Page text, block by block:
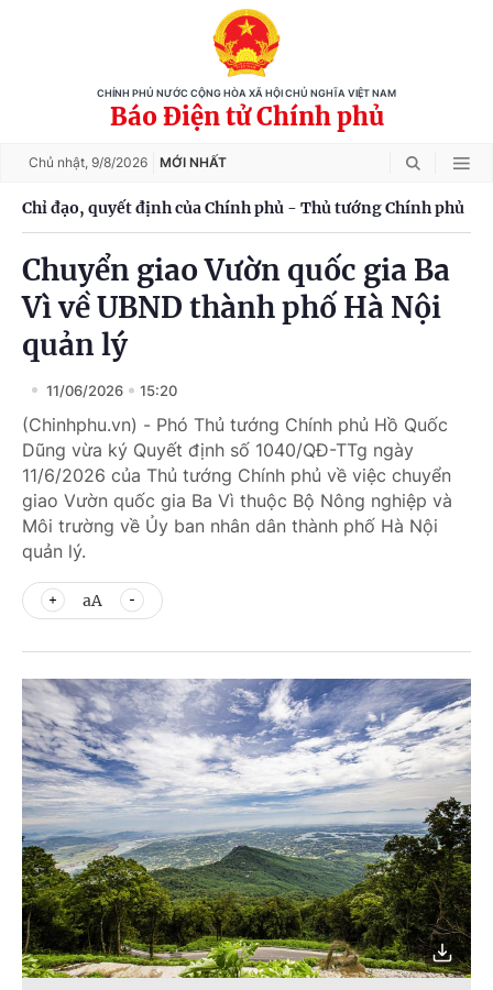
CHÍNH PHỦ NƯỚC CỘNG HÒA XÃ HỘI CHỦ NGHĨA VIỆT NAM
Báo Điện tử Chính phủ
Chủ nhật, 9/8/2026 MỚI NHẤT
Chỉ đạo, quyết định của Chính phủ - Thủ tướng Chính phủ
Chuyển giao Vườn quốc gia Ba
Vì về UBND thành phố Hà Nội
quản lý
11/06/2026 15:20
(Chinhphu.vn) - Phó Thủ tướng Chính phủ Hồ Quốc
Dũng vừa ký Quyết định số 1040/QĐ-TTg ngày
11/6/2026 của Thủ tướng Chính phủ về việc chuyển
giao Vườn quốc gia Ba Vì thuộc Bộ Nông nghiệp và
Môi trường về Ủy ban nhân dân thành phố Hà Nội
quản lý.
aA